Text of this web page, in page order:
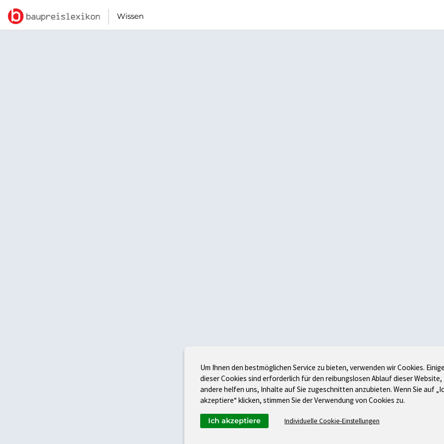
Wissen
Um Ihnen den bestmöglichen Service zu bieten, verwenden wir Cookies.
dieser Cookies sind erforderlich für den reibungslosen Ablauf dieser Website,
andere helfen uns, Inhalte auf Sie zugeschnitten anzubieten. Wenn Sie auf
akzeptiere“ klicken, stimmen Sie der Verwendung von Cookies zu.
Individuelle Cookie-Einstellungen
Ich akzeptiere